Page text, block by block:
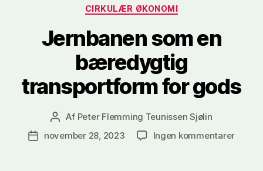
Kategorier
CIRKULÆR ØKONOMI
Jernbanen som en
bæredygtig
transportform for gods
Indlægsforfatter
Af Peter Flemming Teunissen Sjølin
Indlægsdato
november 28, 2023 Ingen kommentarertil